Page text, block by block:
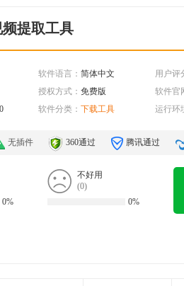
提取工具
软件语言： 简体中文
用户评
授权方式： 免费版 软件官
软件分类： 下载工具 运行环
无插件 360通过 腾讯通过
0%
不好用
(0)
0%